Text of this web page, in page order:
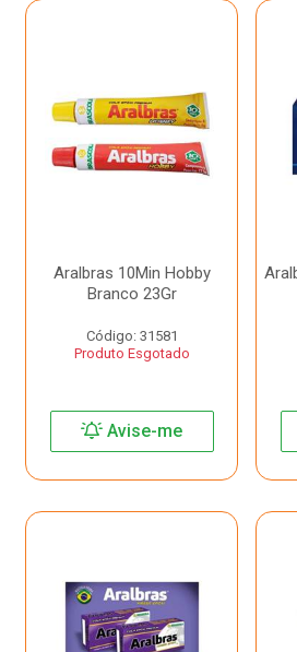
Aralbras 10Min Hobby
Branco 23Gr
Código: 31581
Produto Esgotado
Avise-me